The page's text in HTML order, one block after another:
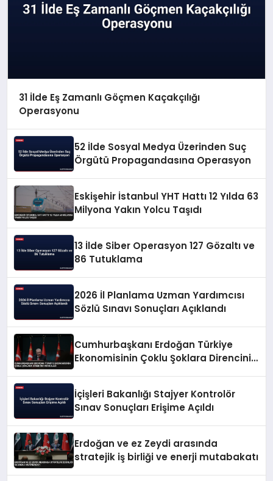
31 İlde Eş Zamanlı Göçmen Kaçakçılığı
Operasyonu
52 İlde Sosyal Medya Üzerinden Suç
Örgütü Propagandasına Operasyon
Eskişehir İstanbul YHT Hattı 12 Yılda 63
Milyona Yakın Yolcu Taşıdı
13 İlde Siber Operasyon 127 Gözaltı ve
86 Tutuklama
2026 İl Planlama Uzman Yardımcısı
Sözlü Sınavı Sonuçları Açıklandı
Cumhurbaşkanı Erdoğan Türkiye
Ekonomisinin Çoklu Şoklara Direncini
İçişleri Bakanlığı Stajyer Kontrolör
Sınav Sonuçları Erişime Açıldı
Erdoğan ve ez Zeydi arasında
stratejik iş birliği ve enerji mutabakatı